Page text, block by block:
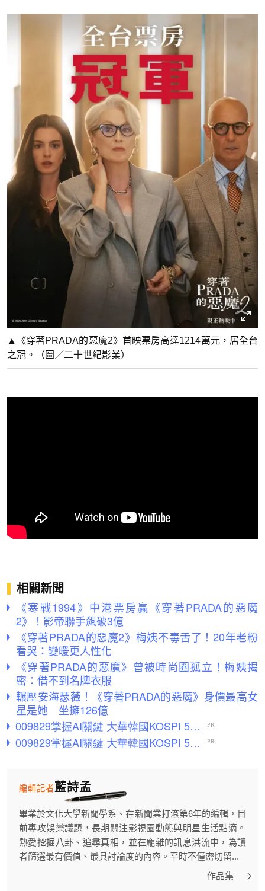
▲《穿著PRADA的惡魔2》首映票房高達1214萬元，居全台
之冠。（圖／二十世紀影業）
相關新聞
《寒戰1994》中港票房贏《穿著PRADA的惡魔
2》！影帝聯手飆破3億
《穿著PRADA的惡魔2》梅姨不毒舌了！20年老粉
看哭：變暖更人性化
《穿著PRADA的惡魔》曾被時尚圈孤立！梅姨揭
密：借不到名牌衣服
輾壓安海瑟薇！《穿著PRADA的惡魔》身價最高女
星是她 坐擁126億
藍詩孟
編輯記者
畢業於文化大學新聞學系、在新聞業打滾第6年的編輯，目
前專攻娛樂議題，長期關注影視圈動態與明星生活點滴。
熱愛挖掘八卦、追尋真相，並在龐雜的訊息洪流中，為讀
者篩選最有價值、最具討論度的內容。平時不僅密切留...
作品集